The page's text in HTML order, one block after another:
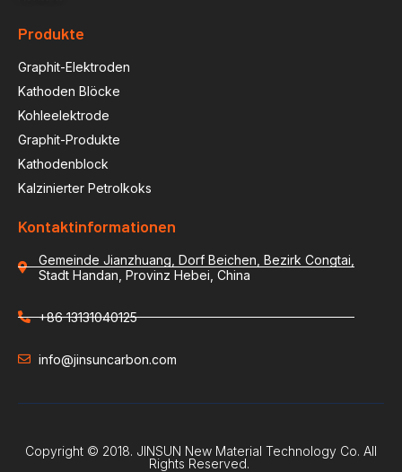
Produkte
Graphit-Elektroden
Kathoden Blöcke
Kohleelektrode
Graphit-Produkte
Kathodenblock
Kalzinierter Petrolkoks
Kontaktinformationen
Gemeinde Jianzhuang, Dorf Beichen, Bezirk Congtai,
Stadt Handan, Provinz Hebei, China
+86 13131040125
info@jinsuncarbon.com
Copyright © 2018. JINSUN New Material Technology Co. All
Rights Reserved.